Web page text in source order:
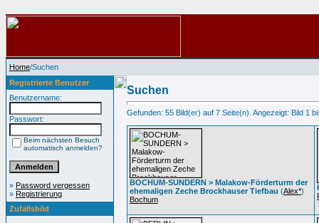
Home/Suchen
Registrierte Benutzer
Benutzername:
Passwort:
Beim nächsten Besuch
automatisch anmelden?
» Password vergessen
» Registrierung
Zufallsbild
Suchen
Gefunden: 55 Bild(er) auf 7 Seite(n). Angezeigt: Bild 1
BOCHUM-SUNDERN > Malakow-Förderturm der
ehemaligen Zeche Brockhauser Tiefbau (Alex*)
Bochum